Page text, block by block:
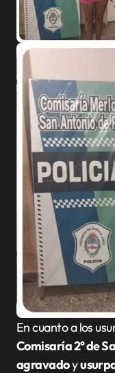
En cuanto a los
Comisaría 2° de
agravadoy